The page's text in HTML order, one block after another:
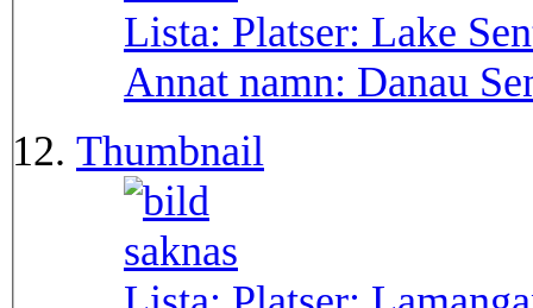
Lista: Platser: Lake
Annat namn: Danau
Thumbnail